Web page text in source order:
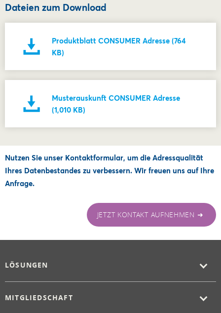
Dateien zum Download
Produktblatt CONSUMER Adresse (764
KB)
Musterauskunft CONSUMER Adresse
(1,010 KB)
Nutzen Sie unser Kontaktformular, um die Adressqualität
Ihres Datenbestandes zu verbessern. Wir freuen uns auf Ihre
Anfrage.
JETZT KONTAKT AUFNEHMEN ➜
LÖSUNGEN
MITGLIEDSCHAFT